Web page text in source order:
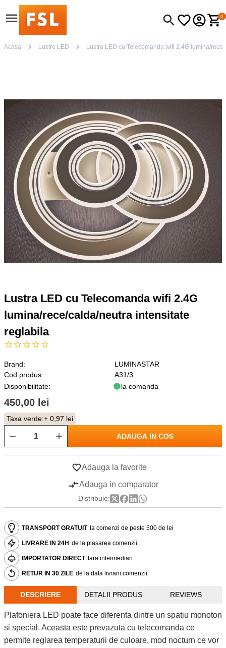
0
Acasa Lustre LED Lustra LED cu Telecomanda wifi 2.4G lumina/
Lustra LED cu Telecomanda wifi 2.4G
lumina/rece/calda/neutra intensitate
reglabila
Brand:
LUMINASTAR
Cod produs:
A31/3
Disponibilitate:
la comanda
450,00 lei
Taxa verde:+ 0,97 lei
ADAUGA IN COS
Adauga la favorite
Adauga in comparator
Distribuie:
TRANSPORT GRATUIT la comenzi de peste 500 de lei
LIVRARE IN 24H de la plasarea comenzii
IMPORTATOR DIRECT fara intermediari
RETUR IN 30 ZILE de la data livrarii comenzii
DESCRIERE DETALII PRODUS REVIEWS
Plafoniera LED poate face diferenta dintre un spatiu monoton
si special. Aceasta este prevazuta cu telecomanda ce
permite reglarea temperaturii de culoare, mod nocturn ce vor